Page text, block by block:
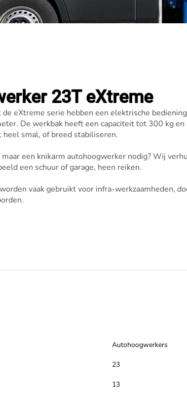
23T eXtreme
eXtreme serie hebben een elektrische
De werkbak heeft een capaciteit tot 300 kg
smal, of breed stabiliseren.
een knikarm autohoogwerker nodig? Wij
een schuur of garage, heen reiken.
vaak gebruikt voor infra-werkzaamheden,
Autohoogwerkers
23
13